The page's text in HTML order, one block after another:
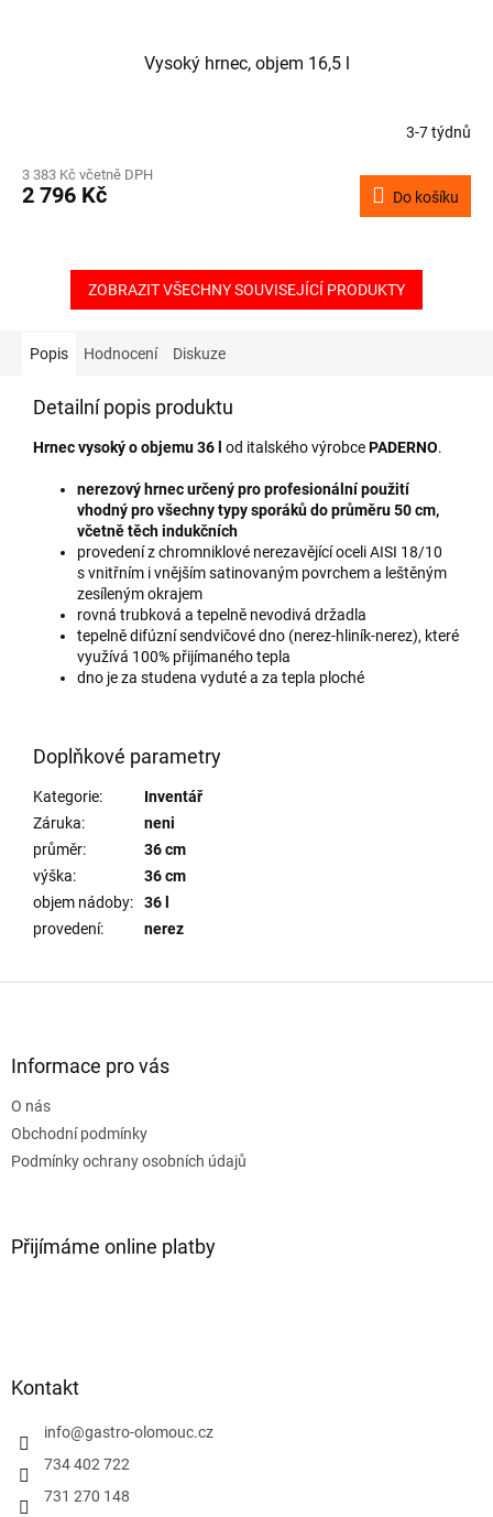
Vysoký hrnec, objem 16,5 l
3-7 týdnů
3 383 Kč včetně DPH
2 796 Kč Do košíku
ZOBRAZIT VŠECHNY SOUVISEJÍCÍ PRODUKTY
Popis Hodnocení Diskuze
Detailní popis produktu
Hrnec vysoký o objemu 36 l od italského výrobcePADERNO.
nerezový hrnec určený pro profesionální použití
vhodný pro všechny typy sporáků do průměru 50 cm,
včetně těch indukčních
provedení z chromniklové nerezavějící oceli AISI 18/10
s vnitřním i vnějším satinovaným povrchem a leštěným
zesíleným okrajem
rovná trubková a tepelně nevodivá držadla
tepelně difúzní sendvičové dno (nerez-hliník-nerez), které
využívá 100% přijímaného tepla
dno je za studena vyduté a za tepla ploché
Doplňkové parametry
Kategorie:
Inventář
Záruka:
neni
průměr:
36 cm
výška:
36 cm
objem nádoby:
36 l
provedení: nerez
Informace pro vás
O nás
Obchodní podmínky
Podmínky ochrany osobních údajů
Přijímáme online platby
Kontakt
info@gastro-olomouc.cz
734 402 722
731 270 148